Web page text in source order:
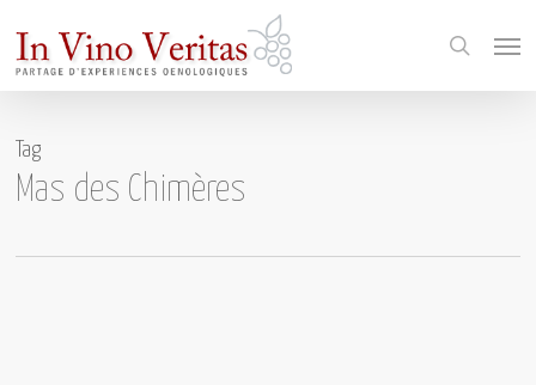
main
search
Tag
Mas des Chimères